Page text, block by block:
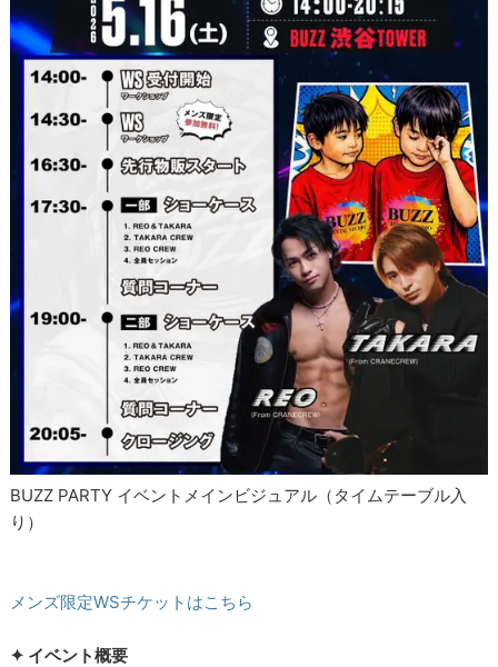
BUZZ PARTY イベントメインビジュアル（タイムテーブル入
り）
メンズ限定WSチケットはこちら
✦ イベント概要